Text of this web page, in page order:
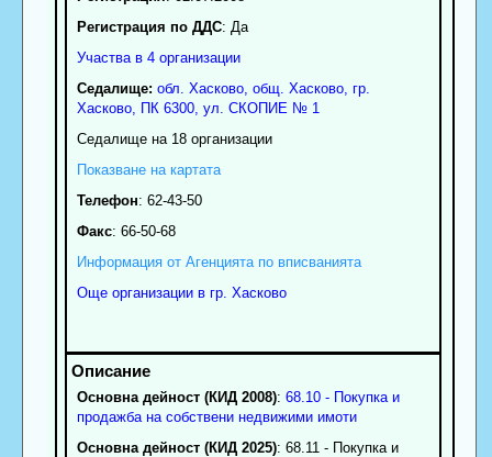
Регистрация по ДДС: Да
Участва в 4 организации
Седалище: обл. Хасково, общ. Хасково, гр.
Хасково, ПК 6300, ул. СКОПИЕ № 1
Седалище на 18 организации
Показване на картата
Телефон: 62-43-50
Факс: 66-50-68
Информация от Агенцията по вписванията
Още организации в гр. Хасково
Основна дейност (КИД 2008): 68.10 - Покупка и
продажба на собствени недвижими имоти
Основна дейност (КИД 2025): 68.11 - Покупка и